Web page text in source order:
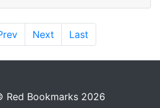
Next Last
Red Bookmarks 2026